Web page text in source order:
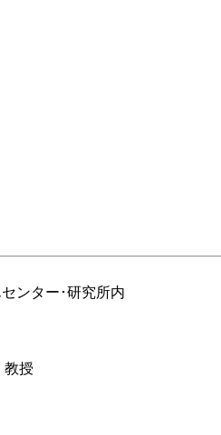
ター･研究所内
授